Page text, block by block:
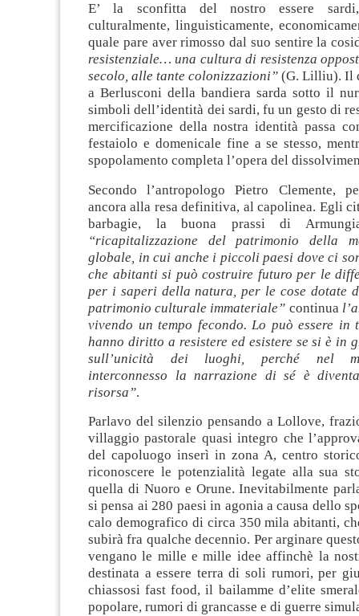
E’ la sconfitta del nostro essere
culturalmente, linguisticamente,
quale pare aver rimosso dal suo sentire la
resistenziale… una cultura di resistenza
secolo, alle tante colonizzazioni” (G. Lilliu). Il
a Berlusconi della bandiera sarda sotto il
simboli dell’identità dei sardi, fu un gesto di
mercificazione della nostra identità passa
festaiolo e domenicale fine a se stesso,
spopolamento completa l’opera del
Secondo l’antropologo Pietro Clemente,
ancora alla resa definitiva, al capolinea. Egli
barbagie, la buona prassi di
“ricapitalizzazione del patrimonio della
globale, in cui anche i piccoli paesi dove ci
che abitanti si può costruire futuro per le
per i saperi della natura, per le cose dotate
patrimonio culturale immateriale” continua
vivendo un tempo fecondo. Lo può essere
hanno diritto a resistere ed esistere se si è in
sull’unicità dei luoghi, perché nel
interconnesso la narrazione di sé è
risorsa”.
Parlavo del silenzio pensando a Lollove,
villaggio pastorale quasi integro che
del capoluogo inserì in zona A, centro
riconoscere le potenzialità legate alla sua
quella di Nuoro e Orune. Inevitabilmente
si pensa ai 280 paesi in agonia a causa dello
calo demografico di circa 350 mila abitanti,
subirà fra qualche decennio. Per arginare
vengano le mille e mille idee affinchè la
destinata a essere terra di soli rumori, per
chiassosi fast food, il bailamme d’elite
popolare, rumori di grancasse e di guerre